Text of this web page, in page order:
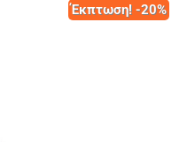
Έκπτωση! -20%